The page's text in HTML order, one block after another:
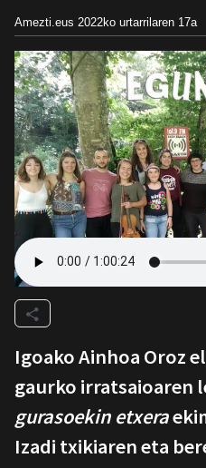
Amezti.eus 2022ko urtarrilaren 17a
Igoako Ainhoa Oroz
gaurko irratsaioaren
gurasoekin etxera
Izadi txikiaren eta